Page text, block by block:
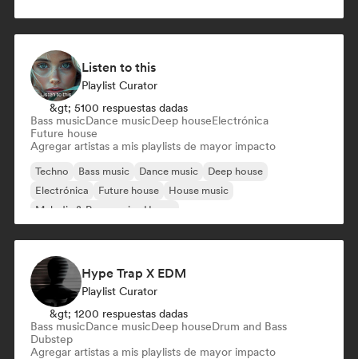
Listen to this
Playlist Curator
&gt; 5100 respuestas dadas
Bass musicDance musicDeep houseElectrónica
Future house
Agregar artistas a mis playlists de mayor impacto
Techno Bass music Dance music
Deep house
Electrónica
Future house
House music
Melodic & Progressive House
Hype Trap X EDM
Playlist Curator
&gt; 1200 respuestas dadas
Bass musicDance musicDeep houseDrum and Bass
Dubstep
Agregar artistas a mis playlists de mayor impacto